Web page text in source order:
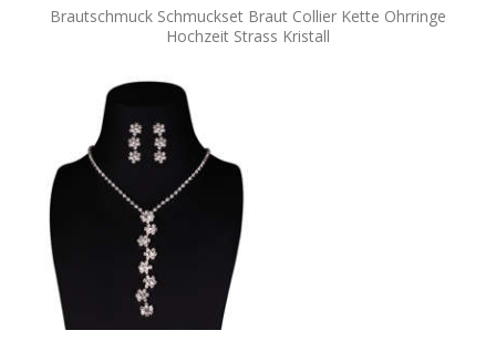
Brautschmuck Schmuckset Braut Collier Kette Ohrringe
Hochzeit Strass Kristall